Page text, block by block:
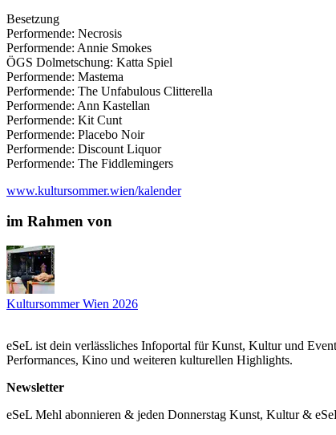
Besetzung
Performende: Necrosis
Performende: Annie Smokes
ÖGS Dolmetschung: Katta Spiel
Performende: Mastema
Performende: The Unfabulous Clitterella
Performende: Ann Kastellan
Performende: Kit Cunt
Performende: Placebo Noir
Performende: Discount Liquor
Performende: The Fiddlemingers
www.kultursommer.wien/kalender
im Rahmen von
Kultursommer Wien 2026
eSeL ist dein verlässliches Infoportal für Kunst, Kultur und
Performances, Kino und weiteren kulturellen Highlights.
Newsletter
eSeL Mehl abonnieren & jeden Donnerstag Kunst, Kultur &